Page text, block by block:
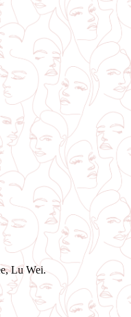
Lu Wei.